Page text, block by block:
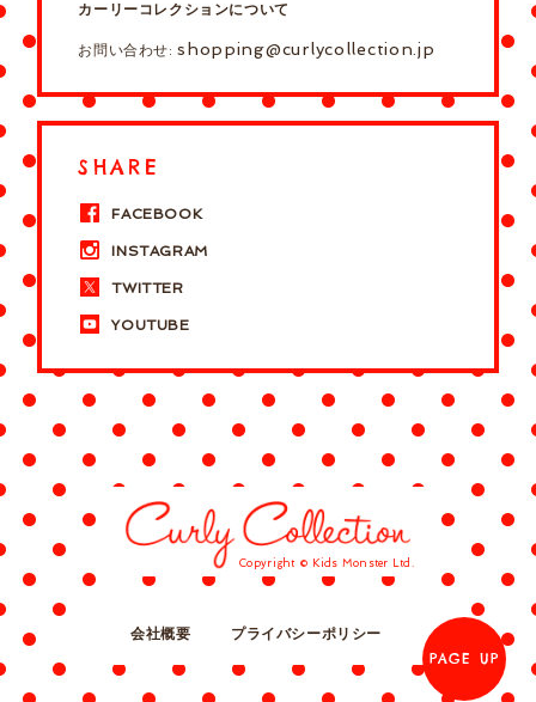
カーリーコレクションについて
お問い合わせ:shopping@curlycollection.jp
SHARE
FACEBOOK
INSTAGRAM
TWITTER
YOUTUBE
Copyright © Kids Monster Ltd.
会社概要
プライバシーポリシー
PAGE UP